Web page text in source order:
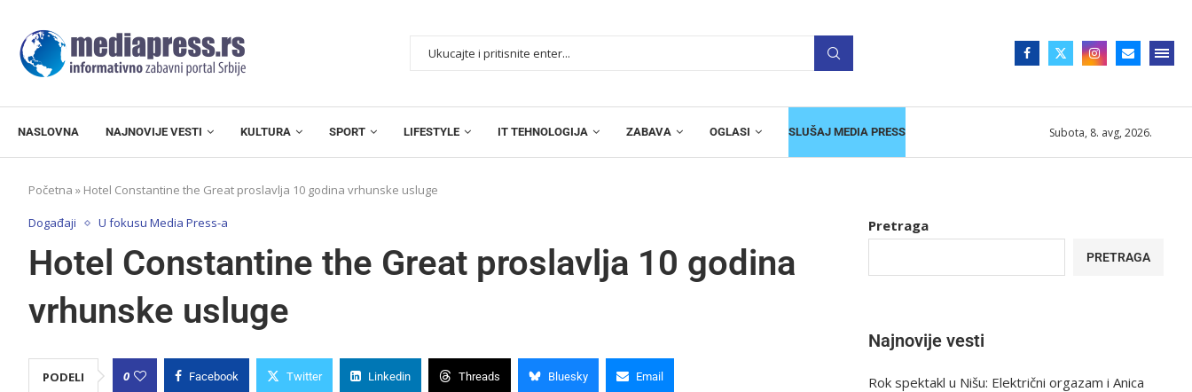
NASLOVNA NAJNOVIJE VESTI KULTURA SPORT LIFESTYLE IT TEHNOLOGIJA ZABAVA OGLASI SLUŠAJ MEDIA PRESS Subota, 8. avg, 2026.
Početna » Hotel Constantine the Great proslavlja 10 godina vrhunske usluge
Događaji U fokusu Media Press-a
Hotel Constantine the Great proslavlja 10 godina
vrhunske usluge
PODELI 0 Facebook Twitter Linkedin Threads Bluesky Email
Pretraga
PRETRAGA
Najnovije vesti
Rok spektakl u Nišu: Električni orgazam i Anica